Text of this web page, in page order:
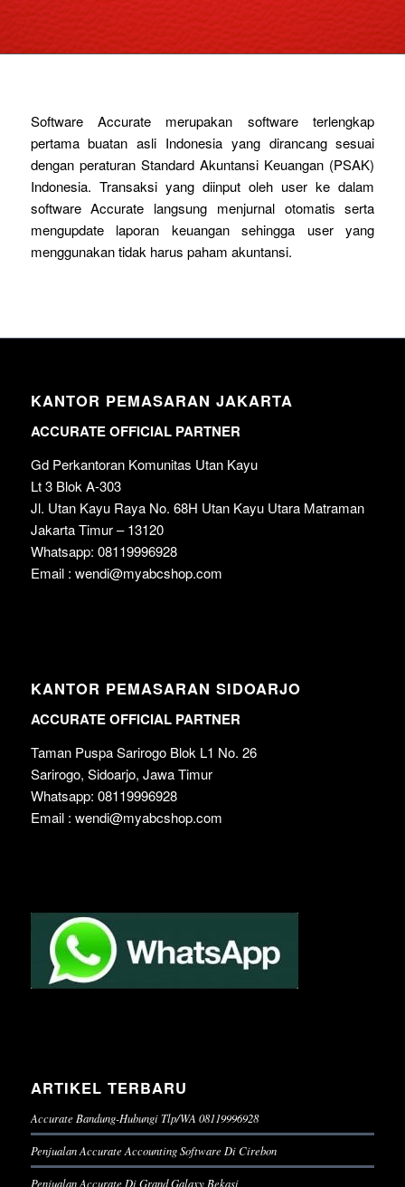
Software Accurate merupakan software terlengkap
pertama buatan asli Indonesia yang dirancang sesuai
dengan peraturan Standard Akuntansi Keuangan (PSAK)
Indonesia. Transaksi yang diinput oleh user ke dalam
software Accurate langsung menjurnal otomatis serta
mengupdate laporan keuangan sehingga user yang
menggunakan tidak harus paham akuntansi.
KANTOR PEMASARAN JAKARTA
ACCURATE OFFICIAL PARTNER
Gd Perkantoran Komunitas Utan Kayu
Lt 3 Blok A-303
Jl. Utan Kayu Raya No. 68H Utan Kayu Utara Matraman
Jakarta Timur – 13120
Whatsapp: 08119996928
Email : wendi@myabcshop.com
KANTOR PEMASARAN SIDOARJO
ACCURATE OFFICIAL PARTNER
Taman Puspa Sarirogo Blok L1 No. 26
Sarirogo, Sidoarjo, Jawa Timur
Whatsapp: 08119996928
Email : wendi@myabcshop.com
ARTIKEL TERBARU
Accurate Bandung-Hubungi Tlp/WA 08119996928
Penjualan Accurate Accounting Software Di Cirebon
Penjualan Accurate Di Grand Galaxy Bekasi